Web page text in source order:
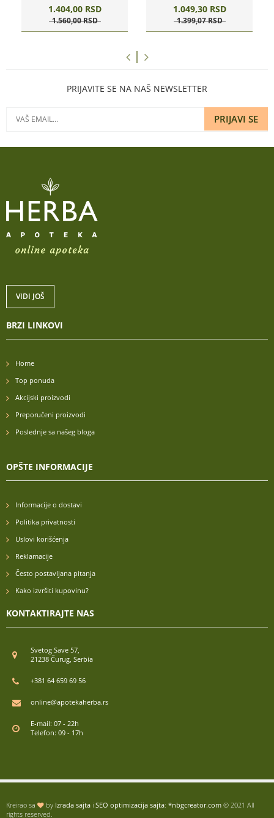
1.404,00 RSD
1.560,00RSD
1.049,30 RSD
1.399,07RSD
PRIJAVITE SE NA NAŠ NEWSLETTER
PRIJAVI SE
VIDI JOŠ
BRZI LINKOVI
Home
Top ponuda
Akcijski proizvodi
Preporučeni proizvodi
Poslednje sa našeg bloga
OPŠTE INFORMACIJE
Informacije o dostavi
Politika privatnosti
Uslovi korišćenja
Reklamacije
Često postavljana pitanja
Kako izvršiti kupovinu?
KONTAKTIRAJTE NAS
Svetog Save 57,
21238 Čurug, Serbia
+381 64 659 69 56
online@apotekaherba.rs
E-mail: 07 - 22h
Telefon: 09 - 17h
Kreirao sa by Izrada sajta i SEO optimizacija sajta: *nbgcreator.com © 2021 All
rights reserved.